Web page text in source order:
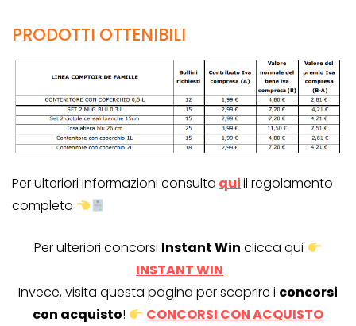
PRODOTTI OTTENIBILI
Per ulteriori informazioni consulta quiil regolamento
completo
Per ulteriori concorsi Instant Win clicca qui
INSTANT WIN
Invece, visita questa pagina per scoprire i concorsi
con acquisto! CONCORSI CON ACQUISTO